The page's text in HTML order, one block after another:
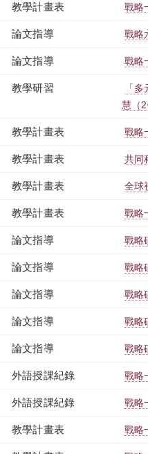
教學計畫表 戰略
論文指導 戰略
論文指導 戰略
教學研習
「
慧（
教學計畫表 戰略
教學計畫表 共同
教學計畫表 全球
教學計畫表 戰略
論文指導 戰略
論文指導 戰略
論文指導 戰略
論文指導 戰略
論文指導 戰略
外語授課紀錄 戰略
外語授課紀錄 戰略
教學計畫表 戰略